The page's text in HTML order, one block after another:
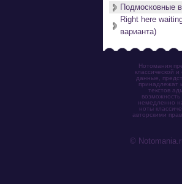
Подмосковные
Right here
варианта)
Нотомания
классической
данные,
принадлежат
текстов
немедленно
ноты
авторскими
©